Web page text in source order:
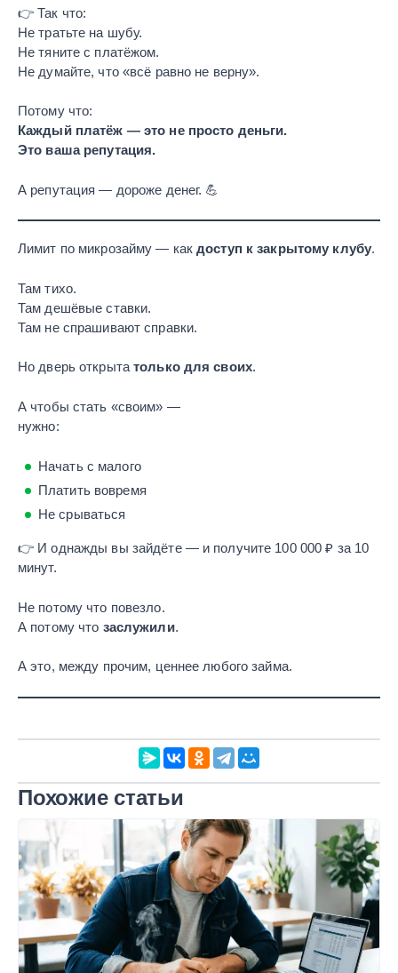
👉 Так что:
Не тратьте на шубу.
Не тяните с платёжом.
Не думайте, что «всё равно не верну».
Потому что:
Каждый платёж — это не просто деньги.
Это ваша репутация.
А репутация — дороже денег. 💪
Лимит по микрозайму — какдоступ к закрытому клубу.
Там тихо.
Там дешёвые ставки.
Там не спрашивают справки.
Но дверь открытатолько для своих.
А чтобы стать «своим» —
нужно:
Начать с малого
Платить вовремя
Не срываться
👉 И однажды вы зайдёте — и получите 100 000 ₽ за 10
минут.
Не потому что повезло.
А потому что заслужили.
А это, между прочим, ценнее любого займа.
Похожие статьи